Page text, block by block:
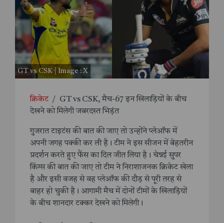
GT vs CSK | Image : X
क्रिकेट /
GT vs CSK, मैच-67 इन खिलाड़ियों के बीच
देखने को मिलेगी जबरदस्त भिड़ंत
गुजरात टाइटंस की बात की जाए तो उन्होंने प्लेऑफ में
अपनी जगह पक्की कर ली है। टीम ने इस सीजन में बेहतरीन
प्रदर्शन करते हुए फैंस का दिल जीत लिया है। चेन्नई सुपर
किंग्स की बात की जाए तो टीम ने निराशाजनक क्रिकेट खेला
है और इसी वजह से वह प्लेऑफ की दौड़ से पूरी तरह से
बाहर हो चुकी है। आगामी मैच में दोनों टीमों के खिलाड़ियों
के बीच शानदार टक्कर देखने को मिलेगी।